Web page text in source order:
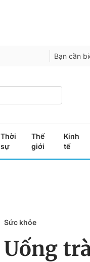
Bạn cần
Thời
sự
Thế
giới
Kinh
tế
Sức khỏe
Uống